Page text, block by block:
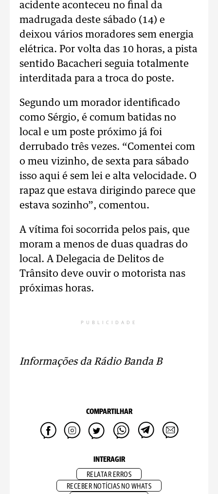
acidente aconteceu no final da
madrugada deste sábado (14) e
deixou vários moradores sem energia
elétrica. Por volta das 10 horas, a pista
sentido Bacacheri seguia totalmente
interditada para a troca do poste.
Segundo um morador identificado
como Sérgio, é comum batidas no
local e um poste próximo já foi
derrubado três vezes. “Comentei com
o meu vizinho, de sexta para sábado
isso aqui é sem lei e alta velocidade. O
rapaz que estava dirigindo parece que
estava sozinho”, comentou.
A vítima foi socorrida pelos pais, que
moram a menos de duas quadras do
local. A Delegacia de Delitos de
Trânsito deve ouvir o motorista nas
próximas horas.
PUBLICIDADE
Informações da Rádio Banda B
COMPARTILHAR
INTERAGIR
RELATAR ERROS
RECEBER NOTÍCIAS NO WHATS